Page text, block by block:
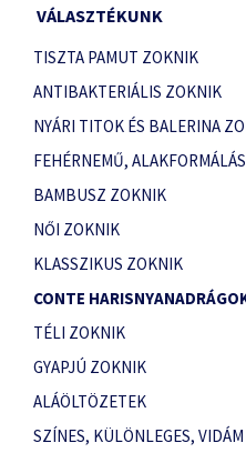
VÁLASZTÉKUNK
TISZTA PAMUT ZOKNIK
ANTIBAKTERIÁLIS ZOKNIK
NYÁRI TITOK ÉS BALERINA
FEHÉRNEMŰ, ALAKFORMÁLÁS
BAMBUSZ ZOKNIK
NŐI ZOKNIK
KLASSZIKUS ZOKNIK
CONTE
TÉLI ZOKNIK
GYAPJÚ ZOKNIK
ALÁÖLTÖZETEK
SZÍNES, KÜLÖNLEGES,